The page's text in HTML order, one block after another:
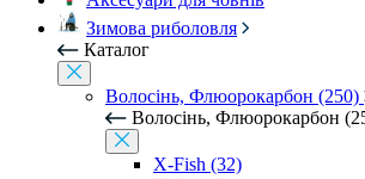
Зимова риболовля
Каталог
Волосінь, Флюорокарбон (250)
Волосінь, Флюорокарбон
X-Fish (32)